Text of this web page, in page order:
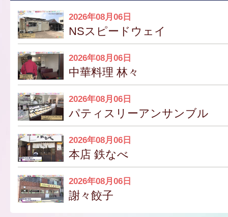
2026年08月06日
NSスピードウェイ
2026年08月06日
中華料理 林々
2026年08月06日
パティスリーアンサンブル
2026年08月06日
本店 鉄なべ
2026年08月06日
謝々餃子